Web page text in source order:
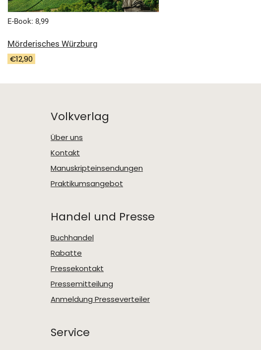
E-Book: 8,99
Mörderisches Würzburg
€12,90
Volkverlag
Über uns
Kontakt
Manuskripteinsendungen
Praktikumsangebot
Handel und Presse
Buchhandel
Rabatte
Pressekontakt
Pressemitteilung
Anmeldung Presseverteiler
Service